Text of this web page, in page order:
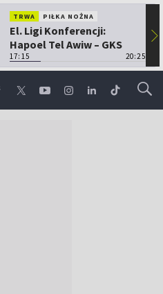
TRWA PIŁKA NOŻNA
El. Ligi Konferencji:
Hapoel Tel Awiw – GKS
Katowice
17:15 20:25
▶